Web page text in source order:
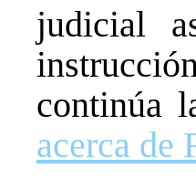
judicial
continúa
acerca de